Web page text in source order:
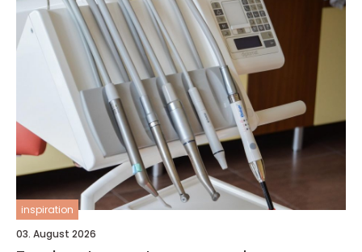
inspiration
03. August 2026